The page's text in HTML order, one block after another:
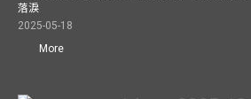
落淚
2025-05-18
More